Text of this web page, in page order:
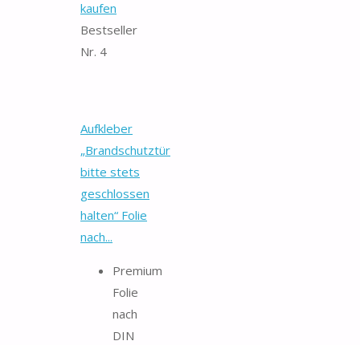
kaufen
Bestseller
Nr. 4
Aufkleber
„Brandschutztür
bitte stets
geschlossen
halten“ Folie
nach...
Premium
Folie
nach
DIN